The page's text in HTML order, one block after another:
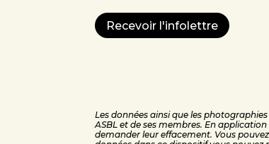
Recevoir l'infolettre
Les données ainsi que les
ASBL et de ses membres. En
demander leur effacement. Vous